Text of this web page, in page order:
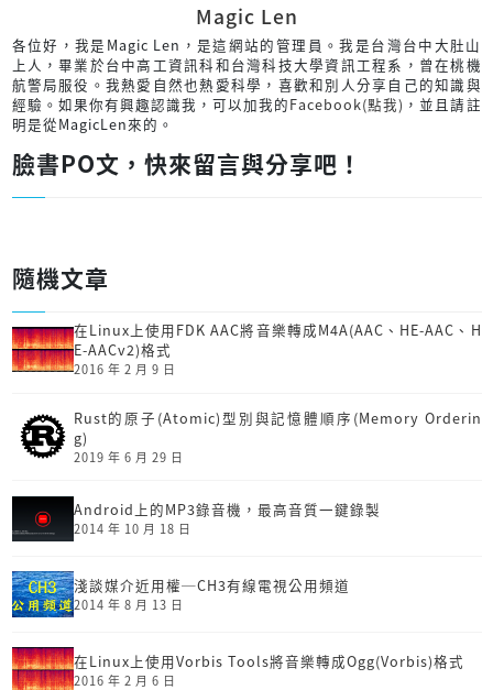
Magic Len
各位好，我是Magic Len，是這網站的管理員。我是台灣台中大肚山
上人，畢業於台中高工資訊科和台灣科技大學資訊工程系，曾在桃機
航警局服役。我熱愛自然也熱愛科學，喜歡和別人分享自己的知識與
經驗。如果你有興趣認識我，可以加我的Facebook(點我) ，並且請註
明是從MagicLen來的。
臉書PO文，快來留言與分享吧！
隨機文章
在Linux上使用FDK AAC將音樂轉成M4A(AAC、HE-AAC、H
E-AACv2)格式
2016 年 2 月 9 日
Rust的原子(Atomic)型別與記憶體順序(Memory Orderin
g)
2019 年 6 月 29 日
Android上的MP3錄音機，最高音質一鍵錄製
2014 年 10 月 18 日
淺談媒介近用權─CH3有線電視公用頻道
2014 年 8 月 13 日
在Linux上使用Vorbis Tools將音樂轉成Ogg(Vorbis)格式
2016 年 2 月 6 日